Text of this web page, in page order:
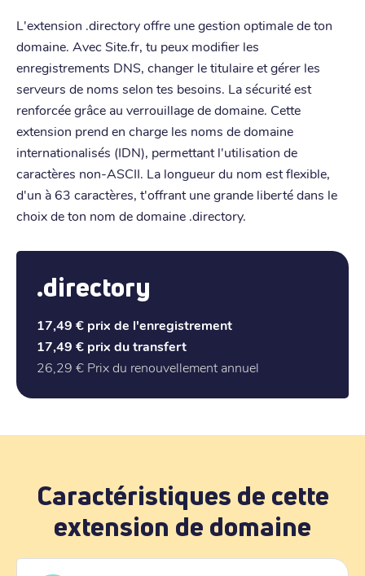
L'extension .directory offre une gestion optimale de ton
domaine. Avec Site.fr, tu peux modifier les
enregistrements DNS, changer le titulaire et gérer les
serveurs de noms selon tes besoins. La sécurité est
renforcée grâce au verrouillage de domaine. Cette
extension prend en charge les noms de domaine
internationalisés (IDN), permettant l'utilisation de
caractères non-ASCII. La longueur du nom est flexible,
d'un à 63 caractères, t'offrant une grande liberté dans le
choix de ton nom de domaine .directory.
.directory
17,49 € prix de l'enregistrement
17,49 € prix du transfert
26,29 € Prix du renouvellement annuel
Caractéristiques de cette
extension de domaine